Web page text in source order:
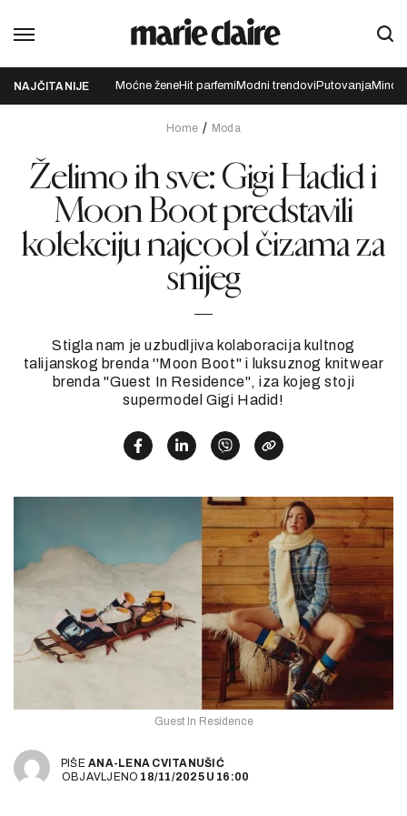
NAJČITANIJE Moćne ženeHit parfemi Modni trendovi Putovanja
Home Moda
Želimo ih sve: Gigi Hadid i
Moon Boot predstavili
kolekciju najcool čizama za
snijeg
Stigla nam je uzbudljiva kolaboracija kultnog
talijanskog brenda ''Moon Boot'' i luksuznog knitwear
brenda ''Guest In Residence'', iza kojeg stoji
supermodel Gigi Hadid!
Guest In Residence
PIŠEANA-LENA CVITANUŠIĆ
OBJAVLJENO 18/11/2025 U 16:00